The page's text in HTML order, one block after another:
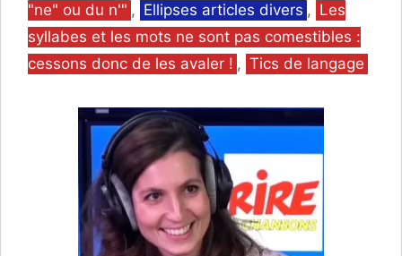
"ne" ou du n'" , Ellipses articles divers , Les
syllabes et les mots ne sont pas comestibles :
cessons donc de les avaler ! , Tics de langage